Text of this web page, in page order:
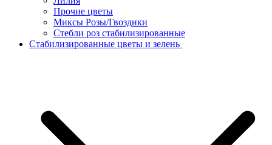
Прочие цветы
Миксы Розы/Гвоздики
Стебли роз стабилизированные
Стабилизированные цветы и зелень